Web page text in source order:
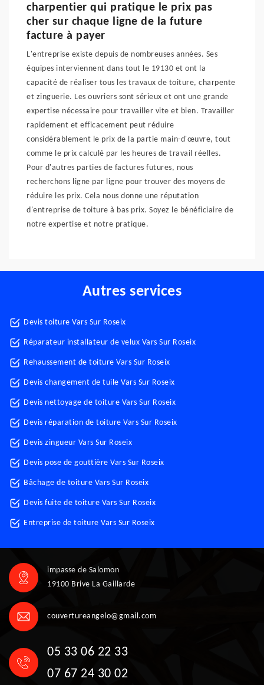
charpentier qui pratique le prix pas
cher sur chaque ligne de la future
facture à payer
L'entreprise existe depuis de nombreuses années. Ses
équipes interviennent dans tout le 19130 et ont la
capacité de réaliser tous les travaux de toiture, charpente
et zinguerie. Les ouvriers sont sérieux et ont une grande
expertise nécessaire pour travailler vite et bien. Travailler
rapidement et efficacement peut réduire
considérablement le prix de la partie main-d'œuvre, tout
comme le prix calculé par les heures de travail réelles.
Pour d'autres parties de factures futures, nous
recherchons ligne par ligne pour trouver des moyens de
réduire les prix. Cela nous donne une réputation
d'entreprise de toiture à bas prix. Soyez le bénéficiaire de
notre expertise et notre pratique.
Autres services
Devis toiture Vars Sur Roseix
Réparateur installateur de velux Vars Sur Roseix
Rehaussement de toiture Vars Sur Roseix
Devis changement de tuile Vars Sur Roseix
Devis nettoyage de toiture Vars Sur Roseix
Devis réparation de toiture Vars Sur Roseix
Devis zingueur Vars Sur Roseix
Devis pose de gouttière Vars Sur Roseix
Bâchage de toiture Vars Sur Roseix
Devis fuite de toiture Vars Sur Roseix
Entreprise de toiture Vars Sur Roseix
impasse de Salomon
19100 Brive La Gaillarde
couvertureangelo@gmail.com
05 33 06 22 33
07 67 24 30 02